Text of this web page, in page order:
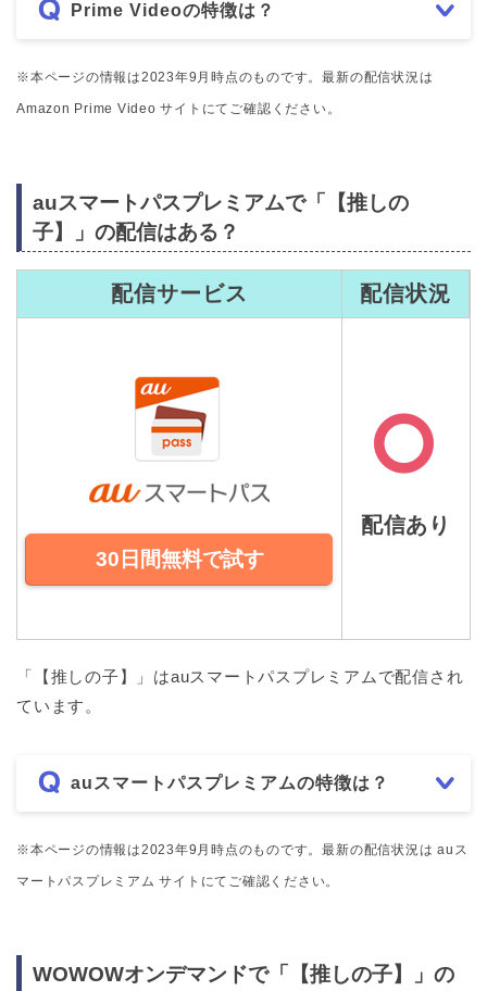
Prime Videoの特徴は？
※本ページの情報は2023年9月時点のものです。最新の配信状況は
Amazon Prime Video サイトにてご確認ください。
auスマートパスプレミアムで「【推しの
子】」の配信はある？
配信サービス 配信状況
30日間無料で試す
配信あり
「【推しの子】」はauスマートパスプレミアムで配信され
ています。
auスマートパスプレミアムの特徴は？
※本ページの情報は2023年9月時点のものです。最新の配信状況は auス
マートパスプレミアム サイトにてご確認ください。
WOWOWオンデマンドで「【推しの子】」の